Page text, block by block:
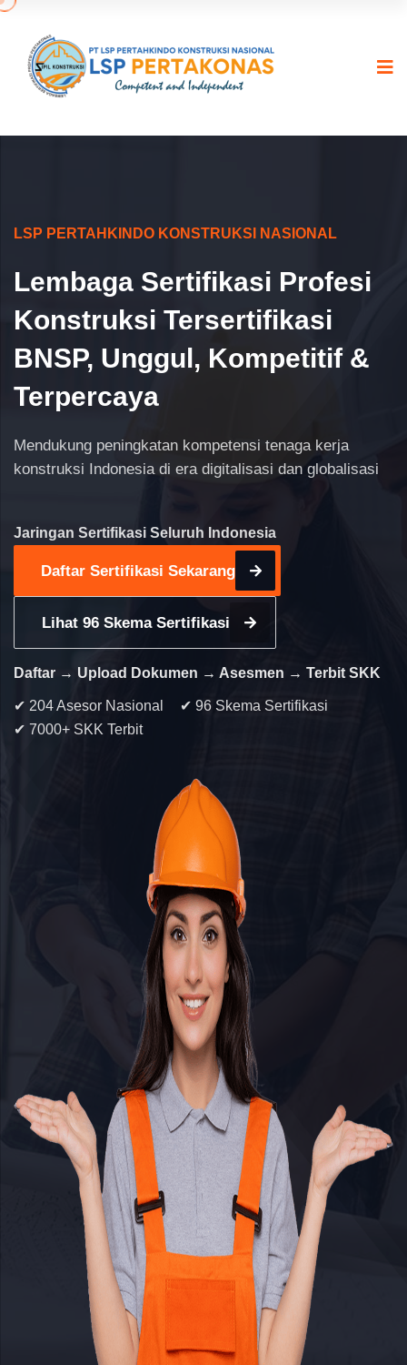
LSP PERTAHKINDO KONSTRUKSI NASIONAL
Lembaga Sertifikasi Profesi
Konstruksi Tersertifikasi
BNSP, Unggul, Kompetitif &
Terpercaya
Mendukung peningkatan kompetensi tenaga kerja
konstruksi Indonesia di era digitalisasi dan globalisasi
Jaringan Sertifikasi Seluruh Indonesia
Daftar Sertifikasi Sekarang
Lihat 96 Skema Sertifikasi
Daftar → Upload Dokumen → Asesmen → Terbit SKK
✔ 204 Asesor Nasional
✔ 96 Skema Sertifikasi
✔ 7000+ SKK Terbit